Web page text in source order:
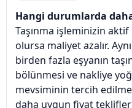
Hangi durumlarda
Taşınma işleminizin
olursa maliyet azalır.
birden fazla eşyanın
bölünmesi ve nakliye
mevsiminin tercih
daha uygun fiyat teklifleri